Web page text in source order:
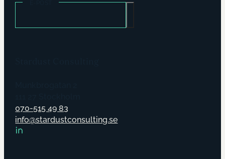
070-515 49 83
info@stardustconsulting.se